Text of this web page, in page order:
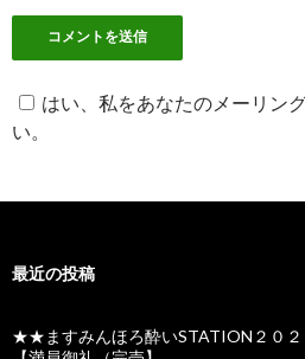
はい、私をあなたのメーリン
い。
最近の投稿
★★ますみんほろ酔いSTATION２０２